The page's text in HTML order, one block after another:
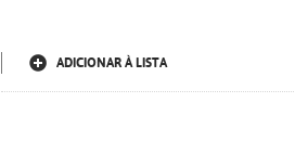
ADICIONAR À LISTA